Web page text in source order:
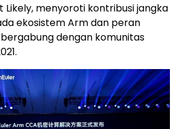
Likely, menyoroti kontribusi jangka
ekosistem Arm dan peran
dengan komunitas